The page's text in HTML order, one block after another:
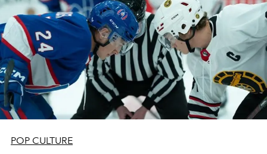
POP CULTURE